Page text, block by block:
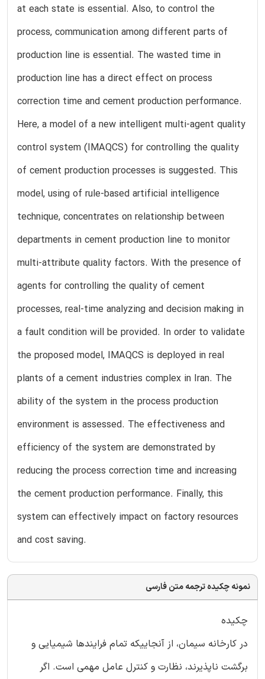
at each state is essential. Also, to control the
process, communication among different parts of
production line is essential. The wasted time in
production line has a direct effect on process
correction time and cement production performance.
Here, a model of a new intelligent multi-agent quality
control system (IMAQCS) for controlling the quality
of cement production processes is suggested. This
model, using of rule-based artificial intelligence
technique, concentrates on relationship between
departments in cement production line to monitor
multi-attribute quality factors. With the presence of
agents for controlling the quality of cement
processes, real-time analyzing and decision making in
a fault condition will be provided. In order to validate
the proposed model, IMAQCS is deployed in real
plants of a cement industries complex in Iran. The
ability of the system in the process production
environment is assessed. The effectiveness and
efficiency of the system are demonstrated by
reducing the process correction time and increasing
the cement production performance. Finally, this
system can effectively impact on factory resources
and cost saving.
نمونه چکیده ترجمه متن فارسی
چکیده
در کارخانه سیمان، از آنجاییکه تمام فرایندها شیمیایی و
برگشت ناپذیرند، نظارت و کنترل عامل مهمی است. اگر